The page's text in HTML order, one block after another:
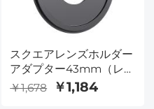
スクエアレンズホルダー
アダプター43mm（レー
ザーサイズ）
￥1,678 ￥1,184